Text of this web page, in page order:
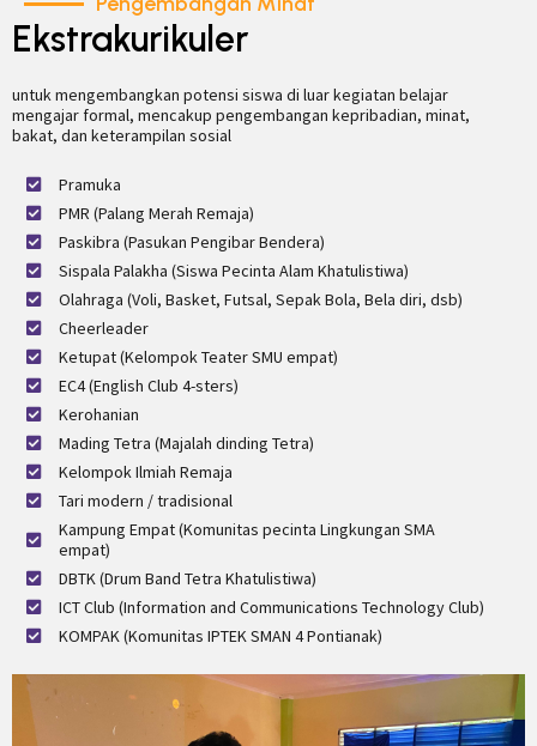
Ekstrakurikuler
untuk mengembangkan potensi siswa di luar kegiatan belajar
mengajar formal, mencakup pengembangan kepribadian, minat,
bakat, dan keterampilan sosial
Pramuka
PMR (Palang Merah Remaja)
Paskibra (Pasukan Pengibar Bendera)
Sispala Palakha (Siswa Pecinta Alam Khatulistiwa)
Olahraga (Voli, Basket, Futsal, Sepak Bola, Bela diri, dsb)
Cheerleader
Ketupat (Kelompok Teater SMU empat)
EC4 (English Club 4-sters)
Kerohanian
Mading Tetra (Majalah dinding Tetra)
Kelompok Ilmiah Remaja
Tari modern / tradisional
Kampung Empat (Komunitas pecinta Lingkungan SMA
empat)
DBTK (Drum Band Tetra Khatulistiwa)
ICT Club (Information and Communications Technology Club)
KOMPAK (Komunitas IPTEK SMAN 4 Pontianak)